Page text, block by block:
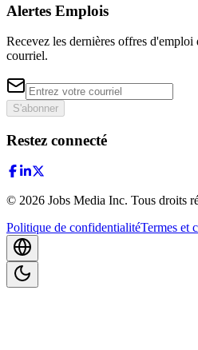
Alertes Emplois
Recevez les dernières offres
courriel.
S'abonner
Restez connecté
© 2026 Jobs Media Inc. Tous droits
Politique de confidentialitéTermes et